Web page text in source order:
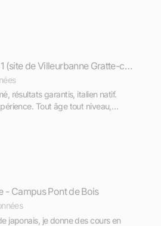
IUT Lyon 1 (site de Villeurbanne Gratte-ciel)
résultats garantis, italien natif.
Tout âge tout niveau,
Internationale Italien,
(bac italien)
- Campus Pont de Bois
japonais, je donne des cours en